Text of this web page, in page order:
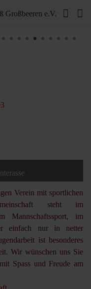
Verein mit sportlichen
steht im
Mannschaftssport, im
einfach nur in netter
ist besonderes
Wir wünschen uns Sie
Spass und Freude am